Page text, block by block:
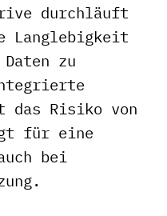
durchläuft
Langlebigkeit
zu
das Risiko von
für eine
bei